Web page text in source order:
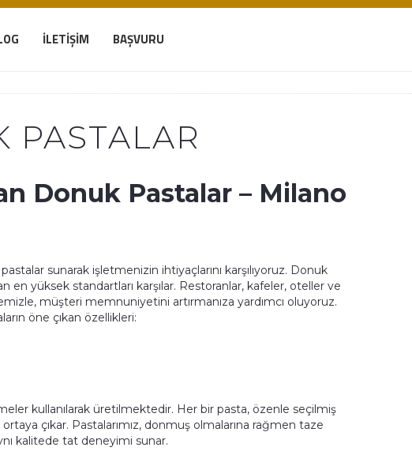
İLETIŞIM BAŞVURU
PASTALAR
Donuk Pastalar – Milano
sunarak işletmenizin ihtiyaçlarını karşılıyoruz. Donuk
en yüksek standartları karşılar. Restoranlar, kafeler, oteller ve
müşteri memnuniyetini artırmanıza yardımcı oluyoruz.
öne çıkan özellikleri:
kullanılarak üretilmektedir. Her bir pasta, özenle seçilmiş
çıkar. Pastalarımız, donmuş olmalarına rağmen taze
kalitede tat deneyimi sunar.